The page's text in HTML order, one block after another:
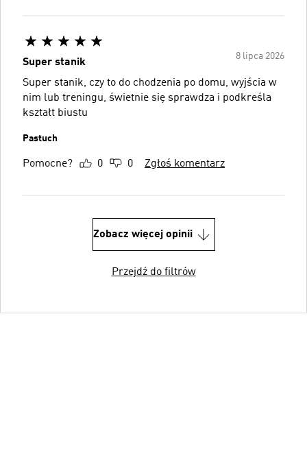
8 lipca 2026
Super stanik
Super stanik, czy to do chodzenia po domu, wyjścia w
nim lub treningu, świetnie się sprawdza i podkreśla
kształt biustu
Pastuch
Pomocne? 0 0 Zgłoś komentarz
Zobacz więcej opinii
Przejdź do filtrów